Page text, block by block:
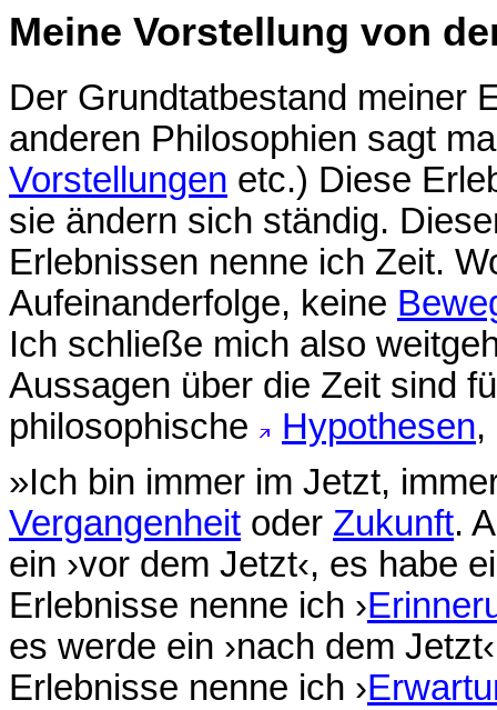
Meine Vorstellung von
Der Grundtatbestand meiner
anderen Philosophien sagt
Vorstellungen etc.) Diese
sie ändern sich ständig.
Erlebnissen nenne ich Zeit.
Aufeinanderfolge, keine
Ich schließe mich also
Aussagen über die Zeit sind
philosophische
Hypothesen,
»Ich bin immer im Jetzt,
Vergangenheit oder Zukunft.
ein ›vor dem Jetzt‹, es habe
Erlebnisse nenne ich ›
es werde ein ›nach dem
Erlebnisse nenne ich ›